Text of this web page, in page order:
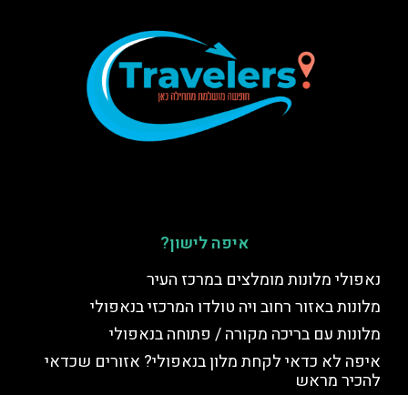
איפה לישון?
נאפולי מלונות מומלצים במרכז העיר
מלונות באזור רחוב ויה טולדו המרכזי בנאפולי
מלונות עם בריכה מקורה / פתוחה בנאפולי
איפה לא כדאי לקחת מלון בנאפולי? אזורים שכדאי
להכיר מראש